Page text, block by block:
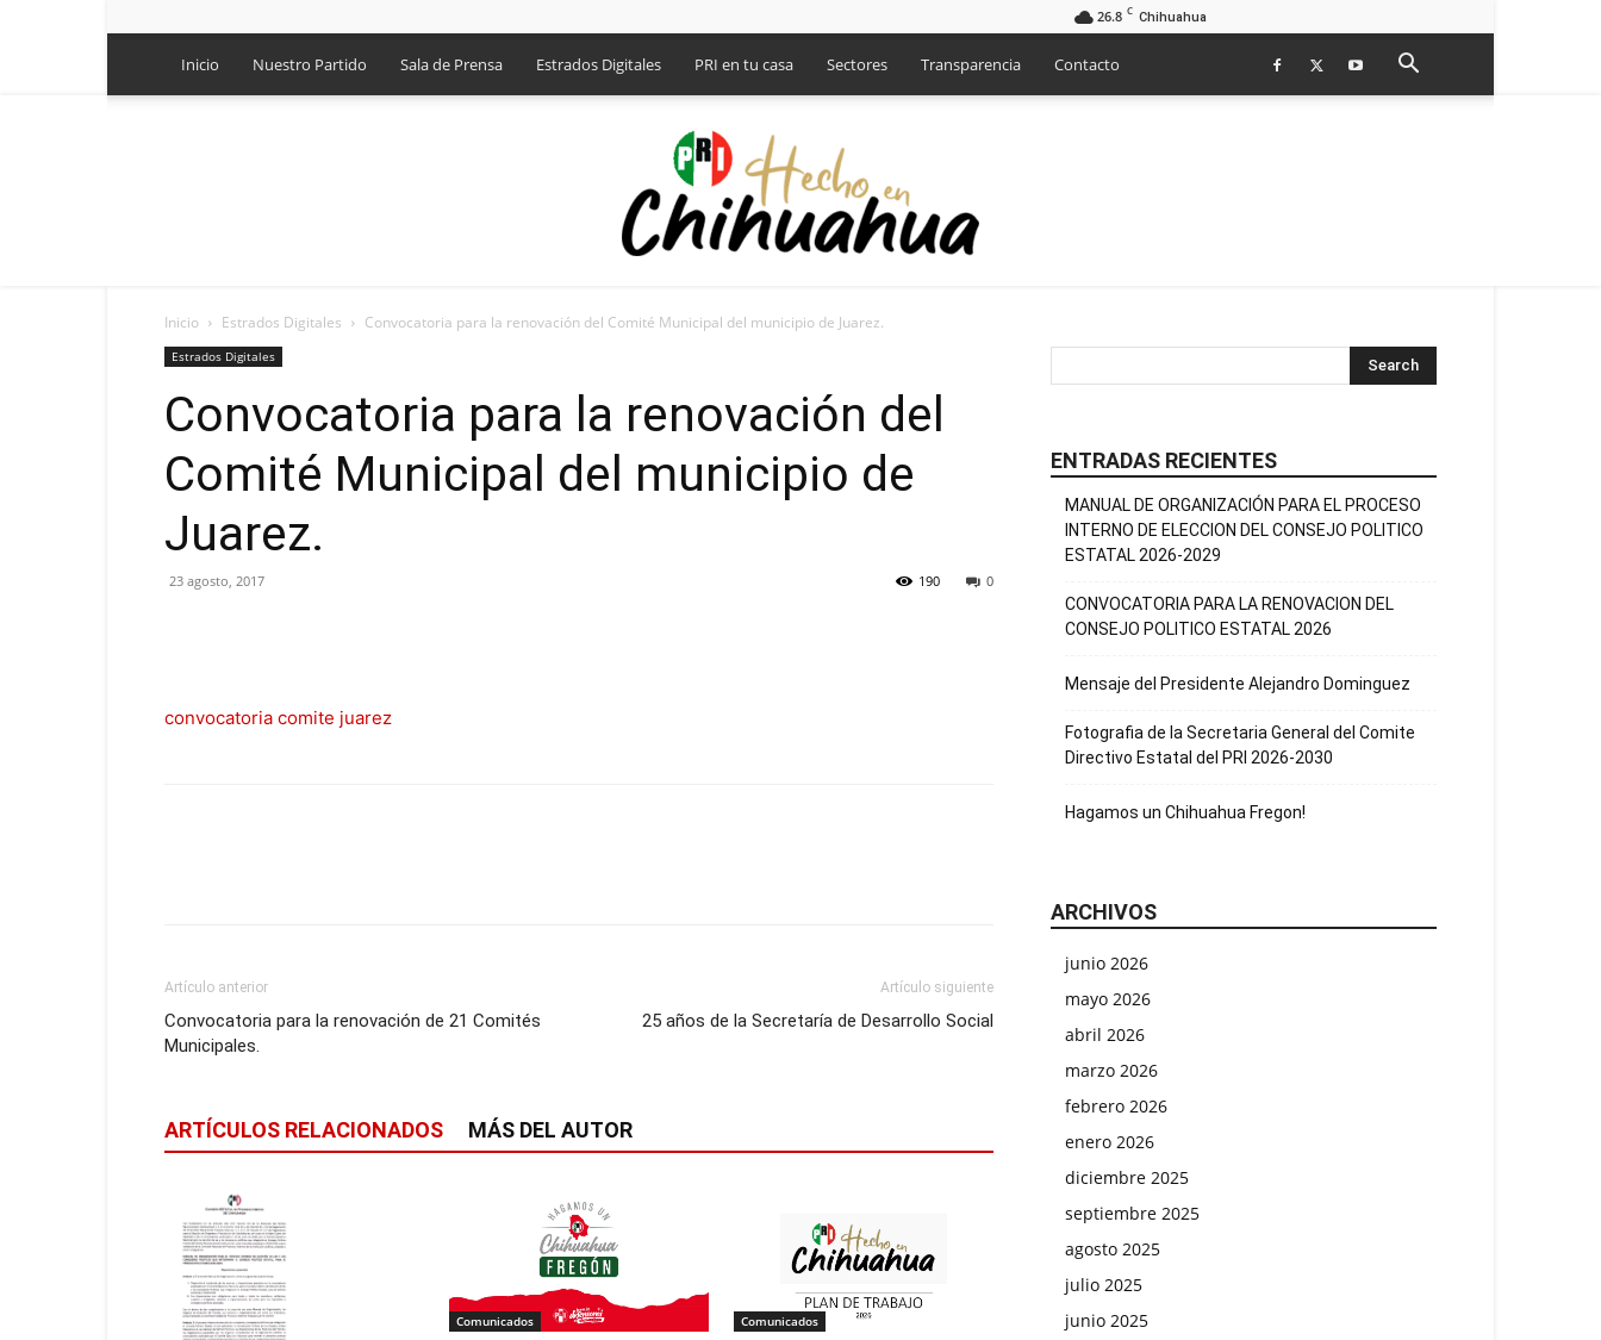
26.8 C Chihuahua
Inicio Nuestro Partido Sala de Prensa Estrados Digitales PRI en tu casa Sectores Transparencia Contacto
Inicio Estrados Digitales Convocatoria para la renovación del Comité Municipal del municipio de Juarez.
Estrados Digitales
Convocatoria para la renovación del
Comité Municipal del municipio de
Juarez.
23 agosto, 2017 0
190
convocatoria comite juarez
Artículo anterior
Convocatoria para la renovación de 21 Comités
Municipales.
Artículo siguiente
25 años de la Secretaría de Desarrollo Social
ARTÍCULOS RELACIONADOS MÁS DEL AUTOR
Comunicados Comunicados
ENTRADAS RECIENTES
MANUAL DE ORGANIZACIÓN PARA EL PROCESO
INTERNO DE ELECCION DEL CONSEJO POLITICO
ESTATAL 2026-2029
CONVOCATORIA PARA LA RENOVACION DEL
CONSEJO POLITICO ESTATAL 2026
Mensaje del Presidente Alejandro Dominguez
Fotografia de la Secretaria General del Comite
Directivo Estatal del PRI 2026-2030
Hagamos un Chihuahua Fregon!
ARCHIVOS
junio 2026
mayo 2026
abril 2026
marzo 2026
febrero 2026
enero 2026
diciembre 2025
septiembre 2025
agosto 2025
julio 2025
junio 2025